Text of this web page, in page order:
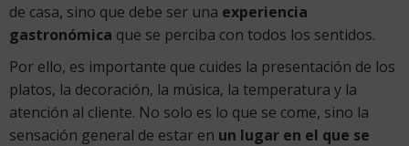
de casa, sino que debe ser una experiencia
gastronómica que se perciba con todos los sentidos.
Por ello, es importante que cuides la presentación de los
platos, la decoración, la música, la temperatura y la
atención al cliente. No solo es lo que se come, sino la
sensación general de estar en un lugar en el que se